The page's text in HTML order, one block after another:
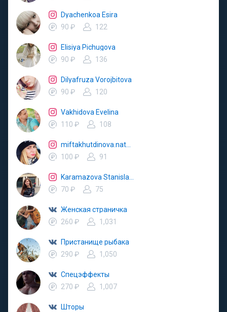
Dyachenkoa Esira
90 ₽
122
Elisiya Pichugova
90 ₽
136
Dilyafruza Vorojbitova
90 ₽
120
Vakhidova Evelina
110 ₽
108
100 ₽
91
70 ₽
75
Женская страничка
260 ₽
1,031
Пристанище рыбака
290 ₽
1,050
Спецэффекты
270 ₽
1,007
Шторы